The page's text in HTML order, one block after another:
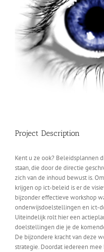
Project Description
Kent u ze ook? Beleidsplannen
staan, die door de directie
zich van de inhoud bewust is.
krijgen op ict-beleid is er de
bijzonder effectieve workshop
onderwijsdoelstellingen en ict-
Uiteindelijk rolt hier een
doelstellingen die je de
De bijzondere kracht van deze
strategie. Doordat iedereen